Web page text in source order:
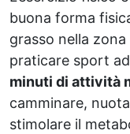
buona forma
grasso nella
praticare sport
minuti di attività
camminare,
stimolare il